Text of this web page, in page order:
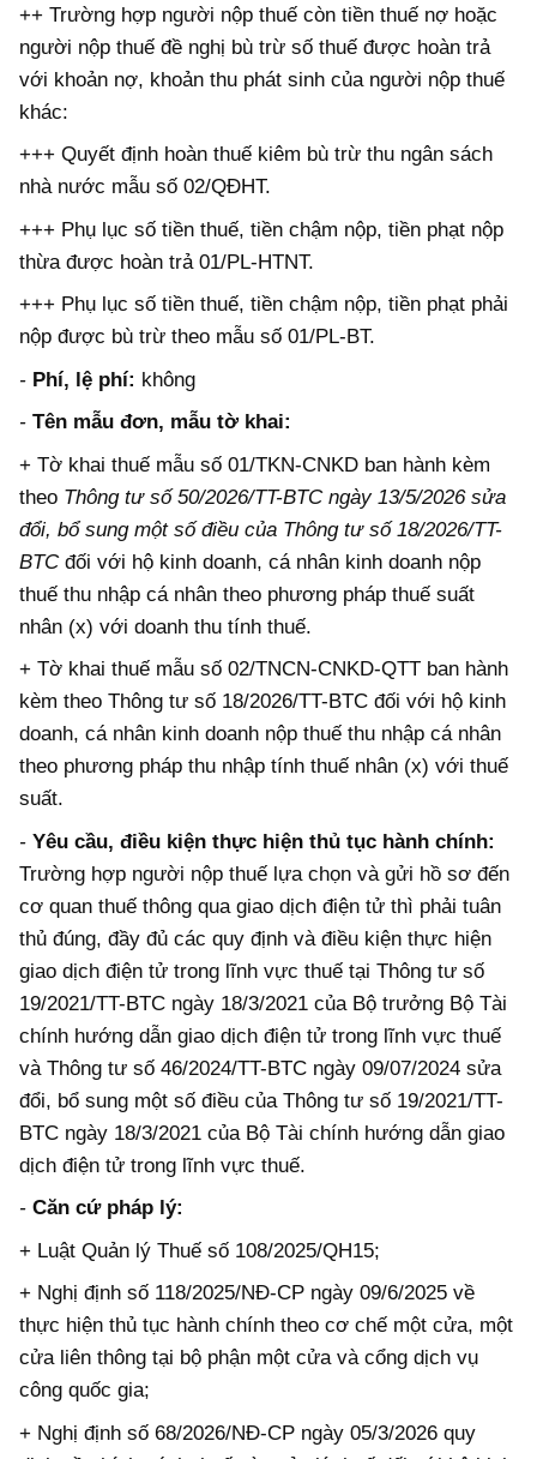
++ Trường hợp người nộp thuế còn tiền thuế nợ hoặc
người nộp thuế đề nghị bù trừ số thuế được hoàn trả
với khoản nợ, khoản thu phát sinh của người nộp thuế
khác:
+++ Quyết định hoàn thuế kiêm bù trừ thu ngân sách
nhà nước mẫu số 02/QĐHT.
+++ Phụ lục số tiền thuế, tiền chậm nộp, tiền phạt nộp
thừa được hoàn trả 01/PL-HTNT.
+++ Phụ lục số tiền thuế, tiền chậm nộp, tiền phạt phải
nộp được bù trừ theo mẫu số 01/PL-BT.
- Phí, lệ phí: không
- Tên mẫu đơn, mẫu tờ khai:
+ Tờ khai thuế mẫu số 01/TKN-CNKD ban hành kèm
theo Thông tư số 50/2026/TT-BTC ngày 13/5/2026 sửa
đổi, bổ sung một số điều của Thông tư số 18/2026/TT-
BTCđối với hộ kinh doanh, cá nhân kinh doanh nộp
thuế thu nhập cá nhân theo phương pháp thuế suất
nhân (x) với doanh thu tính thuế.
+ Tờ khai thuế mẫu số 02/TNCN-CNKD-QTT ban hành
kèm theo Thông tư số 18/2026/TT-BTC đối với hộ kinh
doanh, cá nhân kinh doanh nộp thuế thu nhập cá nhân
theo phương pháp thu nhập tính thuế nhân (x) với thuế
suất.
- Yêu cầu, điều kiện thực hiện thủ tục hành chính:
Trường hợp người nộp thuế lựa chọn và gửi hồ sơ đến
cơ quan thuế thông qua giao dịch điện tử thì phải tuân
thủ đúng, đầy đủ các quy định và điều kiện thực hiện
giao dịch điện tử trong lĩnh vực thuế tại Thông tư số
19/2021/TT-BTC ngày 18/3/2021 của Bộ trưởng Bộ Tài
chính hướng dẫn giao dịch điện tử trong lĩnh vực thuế
và Thông tư số 46/2024/TT-BTC ngày 09/07/2024 sửa
đổi, bổ sung một số điều của Thông tư số 19/2021/TT-
BTC ngày 18/3/2021 của Bộ Tài chính hướng dẫn giao
dịch điện tử trong lĩnh vực thuế.
- Căn cứ pháp lý:
+ Luật Quản lý Thuế số 108/2025/QH15;
+ Nghị định số 118/2025/NĐ-CP ngày 09/6/2025 về
thực hiện thủ tục hành chính theo cơ chế một cửa, một
cửa liên thông tại bộ phận một cửa và cổng dịch vụ
công quốc gia;
+ Nghị định số 68/2026/NĐ-CP ngày 05/3/2026 quy